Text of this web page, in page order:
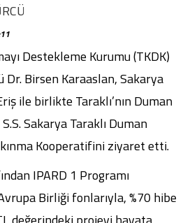
Destekleme Kurumu (TKDK)
Birsen Karaaslan, Sakarya
ile birlikte Taraklı’nın Duman
Sakarya Taraklı Duman
Kooperatifini ziyaret etti.
IPARD 1 Programı
Birliği fonlarıyla, %70 hibe